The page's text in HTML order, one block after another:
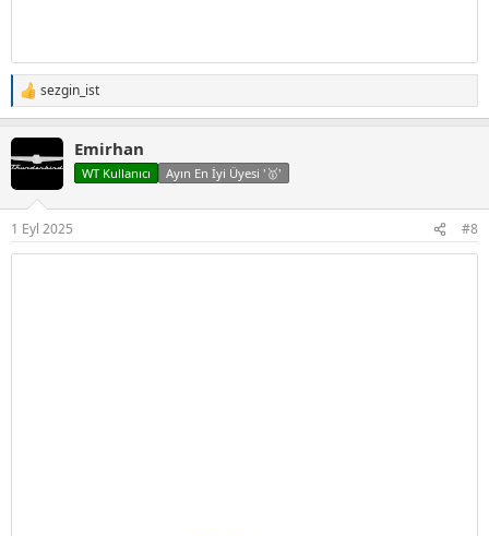
T
e
i
sezgin_ist
Emirhan
WT Kullanıcı Ayın En İyi Üyesi '🥇'
1 Eyl 2025 #8